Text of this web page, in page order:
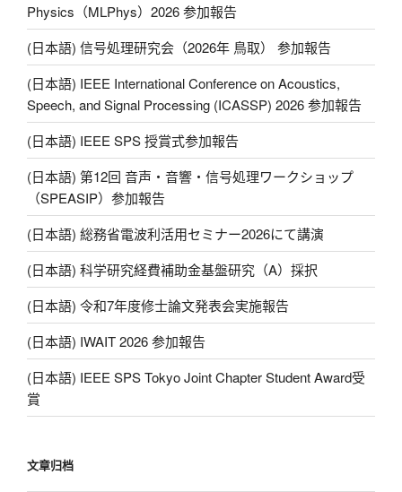
Physics（MLPhys）2026 参加報告
(日本語) 信号処理研究会（2026年 鳥取） 参加報告
(日本語) IEEE International Conference on Acoustics,
Speech, and Signal Processing (ICASSP) 2026 参加報告
(日本語) IEEE SPS 授賞式参加報告
(日本語) 第12回 音声・音響・信号処理ワークショップ
（SPEASIP）参加報告
(日本語) 総務省電波利活用セミナー2026にて講演
(日本語) 科学研究経費補助金基盤研究（A）採択
(日本語) 令和7年度修士論文発表会実施報告
(日本語) IWAIT 2026 参加報告
(日本語) IEEE SPS Tokyo Joint Chapter Student Award受
賞
文章归档